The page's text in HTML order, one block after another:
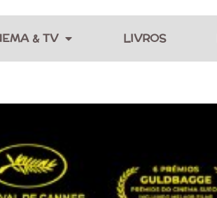
& TV LIVROS